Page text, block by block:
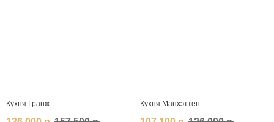
Кухня Гранж Кухня Манхэттен